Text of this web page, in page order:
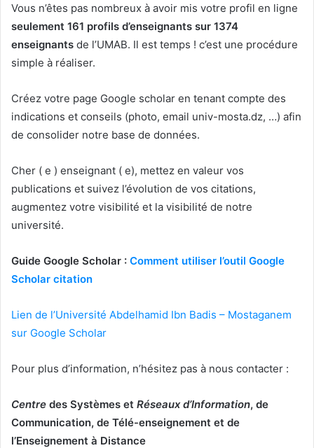
Vous n’êtes pas nombreux à avoir mis votre profil en ligne
seulement 161 profils d’enseignants sur 1374
enseignants de l’UMAB. Il est temps ! c’est une procédure
simple à réaliser.
Créez votre page Google scholar en tenant compte des
indications et conseils (photo, email univ-mosta.dz, …) afin
de consolider notre base de données.
Cher ( e ) enseignant ( e), mettez en valeur vos
publications et suivez l’évolution de vos citations,
augmentez votre visibilité et la visibilité de notre
université.
Guide Google Scholar : Comment utiliser l’outil Google
Scholar citation
Lien de l’Université Abdelhamid Ibn Badis – Mostaganem
sur Google Scholar
Pour plus d’information, n’hésitez pas à nous contacter :
Centre des Systèmes et Réseaux d’Information, de
Communication, de Télé-enseignement et de
l’Enseignement à Distance